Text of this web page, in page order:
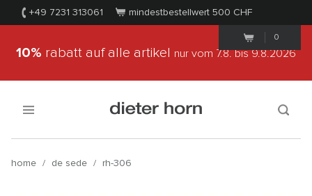
+49 7231 313061 mindestbestellwert 500 CHF
0
10% rabatt auf alle artikel nur vom 7.8.bis 9.8.2026
home / de sede / rh-306